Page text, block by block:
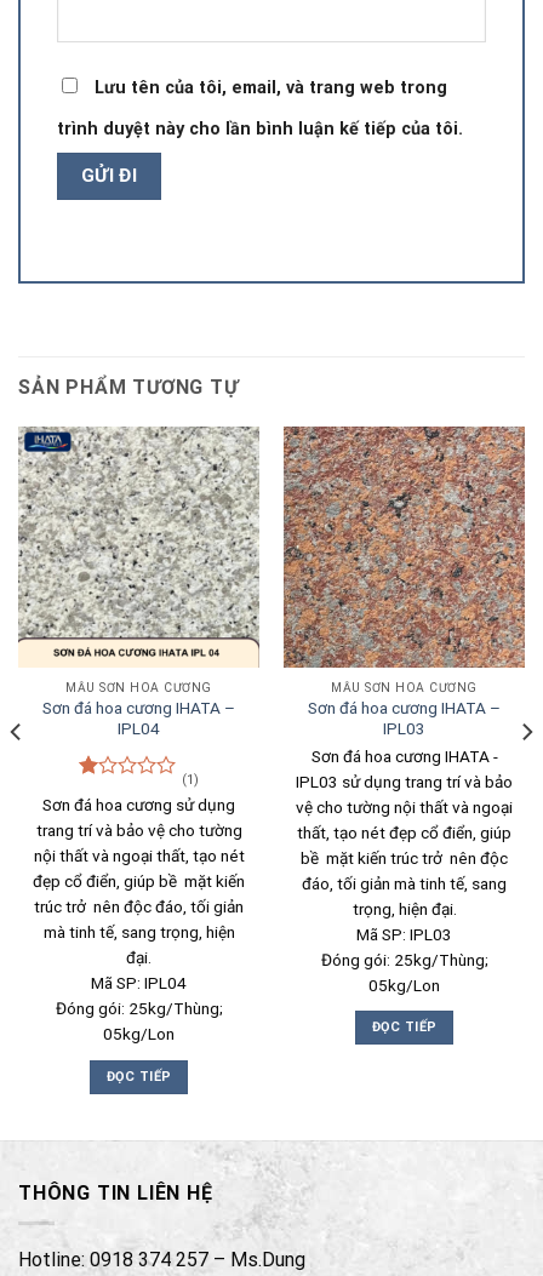
Lưu tên của tôi, email, và trang web trong
trình duyệt này cho lần bình luận kế tiếp của tôi.
SẢN PHẨM TƯƠNG TỰ
MẪU SƠN HOA CƯƠNG
Sơn đá hoa cương IHATA –
IPL04
Được
xếp
hạng
1.00
5
sao
(1)
Sơn đá hoa cương sử dụng
trang trí và bảo vệ cho tường
nội thất và ngoại thất, tạo nét
đẹp cổ điển, giúp bề mặt kiến
trúc trở nên độc đáo, tối giản
mà tinh tế, sang trọng, hiện
đại.
Mã SP: IPL04
Đóng gói: 25kg/Thùng;
05kg/Lon
ĐỌC TIẾP
MẪU SƠN HOA CƯƠNG
Sơn đá hoa cương IHATA –
IPL03
Sơn đá hoa cương IHATA -
IPL03 sử dụng trang trí và bảo
vệ cho tường nội thất và ngoại
thất, tạo nét đẹp cổ điển, giúp
bề mặt kiến trúc trở nên độc
đáo, tối giản mà tinh tế, sang
trọng, hiện đại.
Mã SP: IPL03
Đóng gói: 25kg/Thùng;
05kg/Lon
ĐỌC TIẾP
THÔNG TIN LIÊN HỆ
Hotline: 0918 374 257 – Ms.Dung